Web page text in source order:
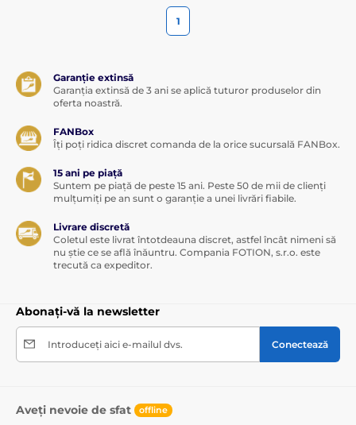
1
Garanție extinsă
Garanția extinsă de 3 ani se aplică tuturor produselor din
oferta noastră.
FANBox
Îți poți ridica discret comanda de la orice sucursală FANBox.
15 ani pe piață
Suntem pe piață de peste 15 ani. Peste 50 de mii de clienți
mulțumiți pe an sunt o garanție a unei livrări fiabile.
Livrare discretă
Coletul este livrat întotdeauna discret, astfel încât nimeni să
nu știe ce se află înăuntru. Compania FOTION, s.r.o. este
trecută ca expeditor.
Abonați-vă la newsletter
Introduceți aici e-mailul dvs. Conectează
Aveți nevoie de sfat offline